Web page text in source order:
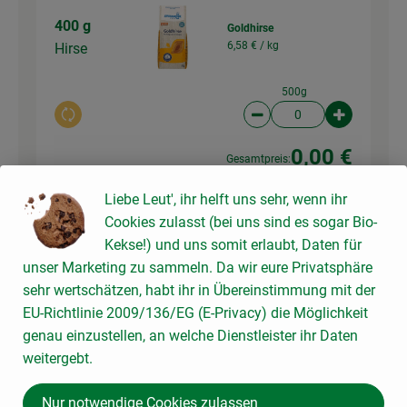
400 g
Hirse
Auswahl ändern
Goldhirse
6,58 € / kg
500g
Artikelanzahl
Gesamtpreis:0,00 €
400 g
Couscous
Auswahl ändern
Couscous
500g
Artikelanzahl
Liebe Leut', ihr helft uns sehr, wenn ihr
Cookies zulasst (bei uns sind es sogar Bio-
Kekse!) und uns somit erlaubt, Daten für
unser Marketing zu sammeln. Da wir eure Privatsphäre
sehr wertschätzen, habt ihr in Übereinstimmung mit der
EU-Richtlinie 2009/136/EG (E-Privacy) die Möglichkeit
genau einzustellen, an welche Dienstleister ihr Daten
weitergebt.
Nur notwendige Cookies zulassen